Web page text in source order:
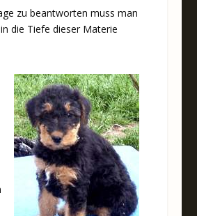
zu beantworten muss man
die Tiefe dieser Materie